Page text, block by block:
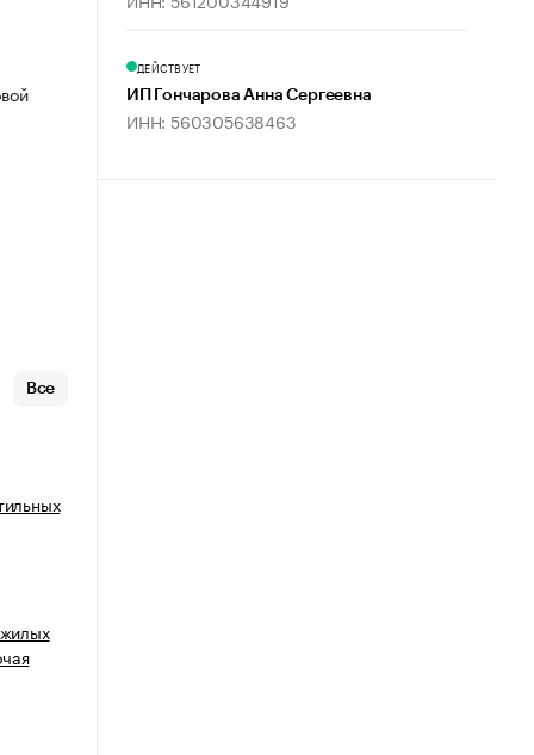
Все
ДЕЙСТВУЕТ
ИП Гончарова Анна Сергеевна
ИНН: 560305638463